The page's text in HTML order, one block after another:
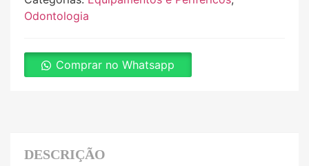
Odontologia
Comprar no Whatsapp
DESCRIÇÃO